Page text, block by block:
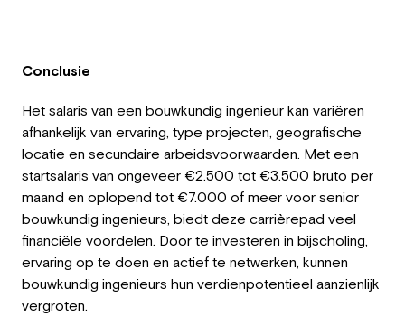
Conclusie
Het salaris van een bouwkundig ingenieur kan variëren
afhankelijk van ervaring, type projecten, geografische
locatie en secundaire arbeidsvoorwaarden. Met een
startsalaris van ongeveer €2.500 tot €3.500 bruto per
maand en oplopend tot €7.000 of meer voor senior
bouwkundig ingenieurs, biedt deze carrièrepad veel
financiële voordelen. Door te investeren in bijscholing,
ervaring op te doen en actief te netwerken, kunnen
bouwkundig ingenieurs hun verdienpotentieel aanzienlijk
vergroten.